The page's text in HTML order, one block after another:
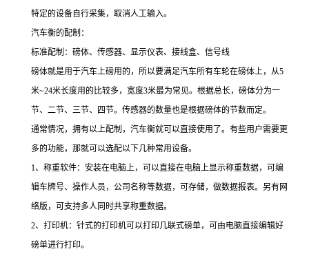
特定的设备自行采集，取消人工输入。
汽车衡的配制：
标准配制：磅体、传感器、显示仪表、接线盒、信号线
磅体就是用于汽车上磅用的，所以要满足汽车所有车轮在磅体上，从5
米~24米长度用的比较多，宽度3米最为常见。根据总长，磅体分为一
节、二节、三节、四节。传感器的数量也是根据磅体的节数而定。
通常情况，拥有以上配制，汽车衡就可以直接使用了。有些用户需要更
多的功能，那就可以选配以下几种常用设备。
1、称重软件：安装在电脑上，可以直接在电脑上显示称重数据，可编
辑车牌号、操作人员，公司名称等数据，可存储，做数据报表。另有网
络版，可支持多人同时共享称重数据。
2、打印机：针式的打印机可以打印几联式磅单，可由电脑直接编辑好
磅单进行打印。